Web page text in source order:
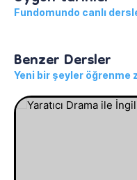
Fundomundo canlı
Benzer Dersler
Yeni bir şeyler öğrenme